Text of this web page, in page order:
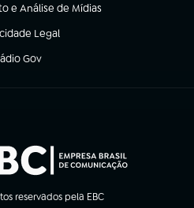
e Análise de Mídias
aba)
Legal
nova aba)
Gov
em nova aba)
reservados pela EBC